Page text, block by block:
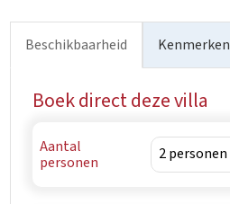
Beschikbaarheid Kenmerken
Boek direct deze villa
Aantal
personen